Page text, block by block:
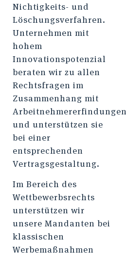
Nichtigkeits- und
Löschungsverfahren.
Unternehmen mit
hohem
Innovationspotenzial
beraten wir zu allen
Rechtsfragen im
Zusammenhang mit
und unterstützen sie
bei einer
entsprechenden
Vertragsgestaltung.
Im Bereich des
Wettbewerbsrechts
unterstützen wir
unsere Mandanten bei
klassischen
Werbemaßnahmen